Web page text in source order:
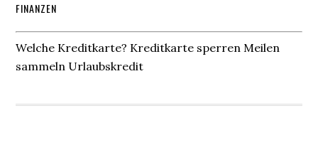
FINANZEN
Welche Kreditkarte? Kreditkarte sperren Meilen
sammeln Urlaubskredit